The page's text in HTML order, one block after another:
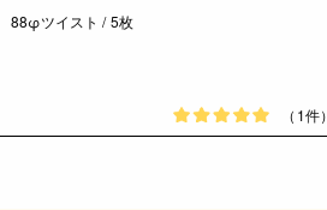
88φツイスト / 5枚
（1件）